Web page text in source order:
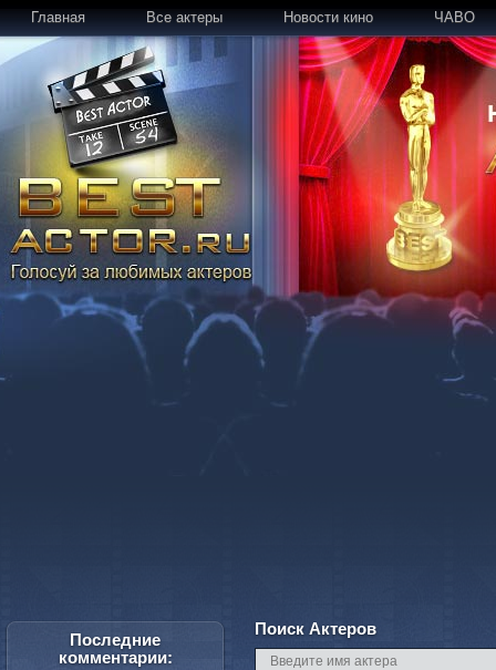
Главная Все актеры Новости кино ЧАВО
Поиск Актеров
Последние
комментарии: